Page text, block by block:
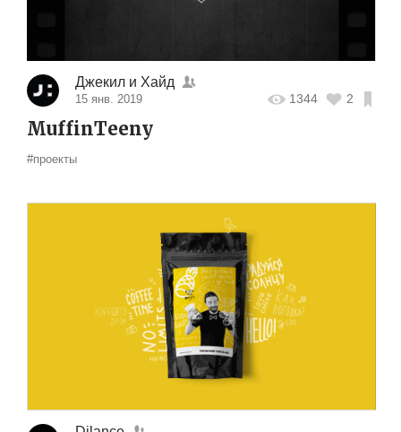
Джекил и Хайд
15 янв. 2019 1344 2
MuffinTeeny
#проекты